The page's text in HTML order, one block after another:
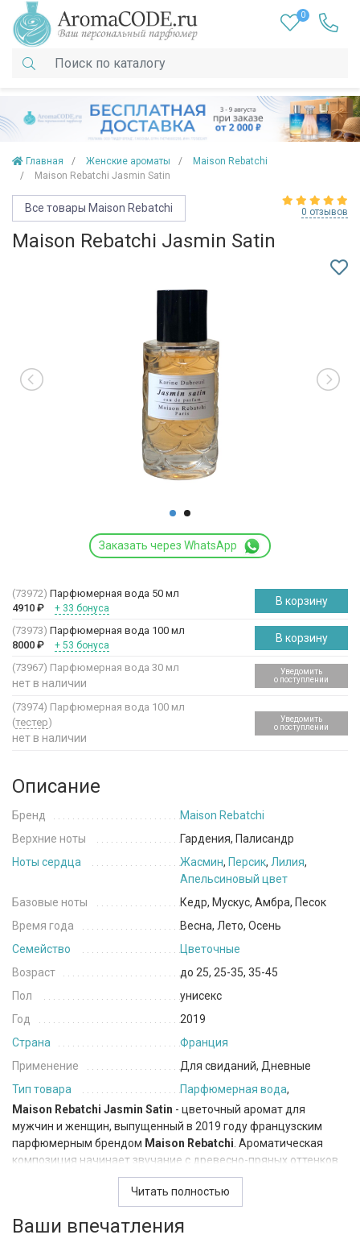
0
Главная Женские ароматы
Maison Rebatchi
Maison Rebatchi Jasmin Satin
Все товары Maison Rebatchi 0 отзывов
Maison Rebatchi Jasmin Satin
Заказать через WhatsApp
(73972) Парфюмерная вода 50 мл
4910 ₽ + 33 бонуса
В корзину
(73973) Парфюмерная вода 100 мл
8000 ₽ + 53 бонуса
В корзину
(73967) Парфюмерная вода 30 мл
нет в наличии
Уведомить
о поступлении
(73974) Парфюмерная вода 100 мл
(тестер)
нет в наличии
Уведомить
о поступлении
Описание
Бренд
Maison Rebatchi
Верхние ноты
Гардения, Палисандр
Ноты сердца
Жасмин, Персик, Лилия,
Апельсиновый цвет
Базовые ноты
Кедр, Мускус, Амбра, Песок
Время года
Весна, Лето, Осень
Семейство
Цветочные
Возраст
до 25, 25-35, 35-45
Пол
унисекс
Год
2019
Страна
Франция
Применение
Для свиданий, Дневные
Тип товара
Парфюмерная вода,
Maison Rebatchi Jasmin Satin - цветочный аромат для
мужчин и женщин, выпущенный в 2019 году французским
парфюмерным брендом Maison Rebatchi . Ароматическая
композиция начинает звучание с древесно-пряных оттенков
палисадра и свежести листьев гардении. Сердце парфюма
наполнено пьянящим ароматом индийского и египетского
жасмина, пряными нотами лилии и медовым флердоранжем.
Мягкие фруктовые оттенки винограда и спелого персика
Читать полностью
Ваши впечатления